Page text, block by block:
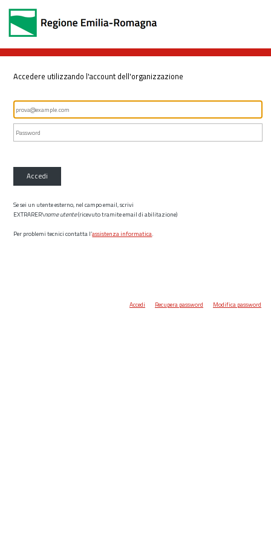
Accedere utilizzando l'account dell'organizzazione
Accedi
Se sei un utente esterno, nel campo email, scrivi
EXTRARER\nome utente(ricevuto tramite email di abilitazione)
Per problemi tecnici contatta l’assistenza informatica.
Accedi Recupera password Modifica password